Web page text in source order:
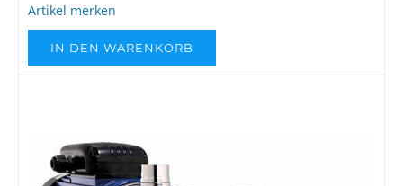
Artikel merken
IN DEN WARENKORB